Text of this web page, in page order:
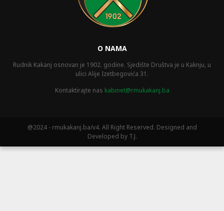
O NAMA
Rudnik Kakanj osnovan je 1902. godine. Sjedište Društva je u Kaknju, u
ulici Alije Izetbegovića 31.
Kontaktirajte nas kabinet@rmukakanj.ba
@2024 - rmukakanj.ba/v4. All Right Reserved. Designed and
Developed by T.J.